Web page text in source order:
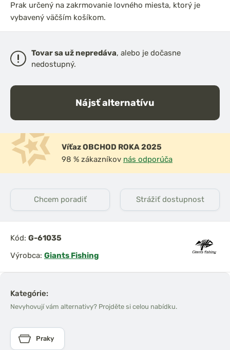
Prak určený na zakrmovanie lovného miesta, ktorý je
vybavený väčším košíkom.
Tovar sa už nepredáva, alebo je dočasne
nedostupný.
Nájsť alternatívu
Víťaz OBCHOD ROKA 2025
98 % zákazníkov nás odporúča
Chcem poradiť Strážiť dostupnost
Kód: G-61035
Výrobca: Giants Fishing
Kategórie:
Nevyhovují vám alternativy? Projděte si celou nabídku.
Praky